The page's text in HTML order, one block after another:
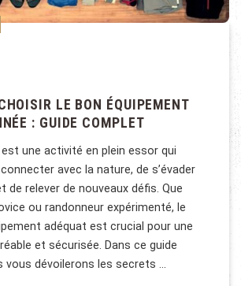
LE BON ÉQUIPEMENT
: GUIDE COMPLET
est une activité en plein essor qui
avec la nature, de s’évader
de relever de nouveaux défis. Que
ou randonneur expérimenté, le
adéquat est crucial pour une
et sécurisée. Dans ce guide
vous dévoilerons les secrets …